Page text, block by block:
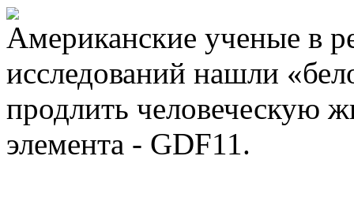
Американские ученые в
исследований нашли
продлить человеческую
элемента - GDF11.